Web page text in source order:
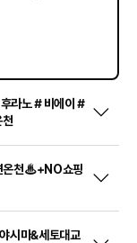
라노＃비에이＃
온천♨+NO쇼핑
시마&세토대교